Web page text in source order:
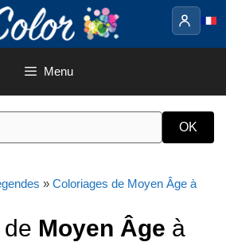
Menu
» Coloriages de Moyen Âge à
Moyen Âge à